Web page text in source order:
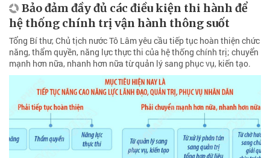
Bảo đảm đầy đủ các điều kiện thi hành để
hệ thống chính trị vận hành thông suốt
Tổng Bí thư, Chủ tịch nước Tô Lâm yêu cầu tiếp tục hoàn thiện chức
năng, thẩm quyền, năng lực thực thi của hệ thống chính trị; chuyển
mạnh hơn nữa, nhanh hơn nữa từ quản lý sang phục vụ, kiến tạo.